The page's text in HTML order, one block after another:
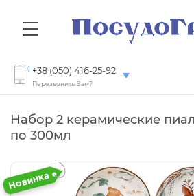
+38 (050) 416-25-92
Перезвонить Вам?
Набор 2 керамические
по 300мл